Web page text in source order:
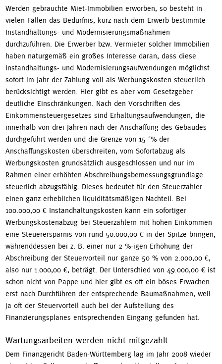
Werden gebrauchte Miet-Immobilien erworben, so besteht in
vielen Fällen das Bedürfnis, kurz nach dem Erwerb bestimmte
Instandhaltungs- und Modernisierungsmaßnahmen
durchzuführen. Die Erwerber bzw. Vermieter solcher Immobilien
haben naturgemäß ein großes Interesse daran, dass diese
Instandhaltungs- und Modernisierungsaufwendungen möglichst
sofort im Jahr der Zahlung voll als Werbungskosten steuerlich
berücksichtigt werden. Hier gibt es aber vom Gesetzgeber
deutliche Einschränkungen. Nach den Vorschriften des
Einkommensteuergesetzes sind Erhaltungsaufwendungen, die
innerhalb von drei Jahren nach der Anschaffung des Gebäudes
durchgeführt werden und die Grenze von 15 ´% der
Anschaffungskosten überschreiten, vom Sofortabzug als
Werbungskosten grundsätzlich ausgeschlossen und nur im
Rahmen einer erhöhten Abschreibungsbemessungsgrundlage
steuerlich abzugsfähig. Dieses bedeutet für den Steuerzahler
einen ganz erheblichen liquiditätsmäßigen Nachteil. Bei
100.000,00 € Instandhaltungskosten kann ein sofortiger
Werbungskostenabzug bei Steuerzahlern mit hohen Einkommen
eine Steuerersparnis von rund 50.000,00 € in der Spitze bringen,
währenddessen bei z. B. einer nur 2 %-igen Erhöhung der
Abschreibung der Steuervorteil nur ganze 50 % von 2.000,00 €,
also nur 1.000,00 €, beträgt. Der Unterschied von 49.000,00 € ist
schon nicht von Pappe und hier gibt es oft ein böses Erwachen
erst nach Durchführen der entsprechende Baumaßnahmen, weil
ja oft der Steuervorteil auch bei der Aufstellung des
Finanzierungsplanes entsprechenden Eingang gefunden hat.
Wartungsarbeiten werden nicht mitgezählt
Dem Finanzgericht Baden-Württemberg lag im Jahr 2008 wieder